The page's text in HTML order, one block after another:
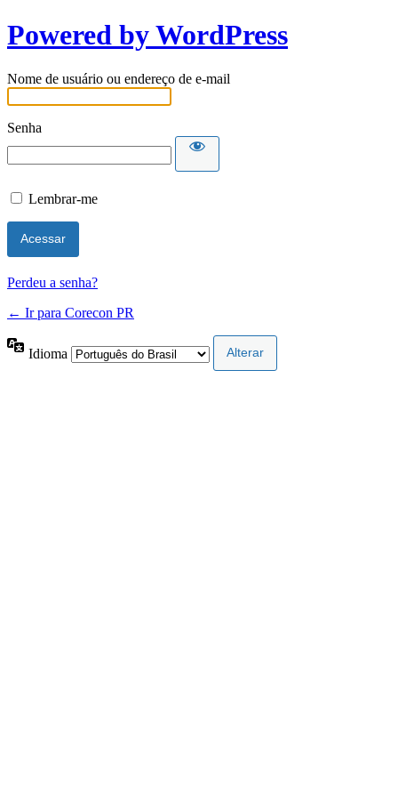
Powered by WordPress
Nome de usuário ou endereço de e-mail
Senha
Lembrar-me
Perdeu a senha?
← Ir para Corecon PR
Idioma